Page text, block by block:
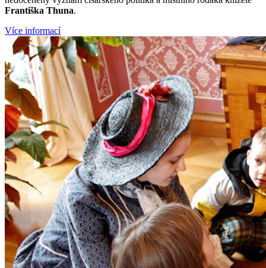
Františka Thuna.
Více informací